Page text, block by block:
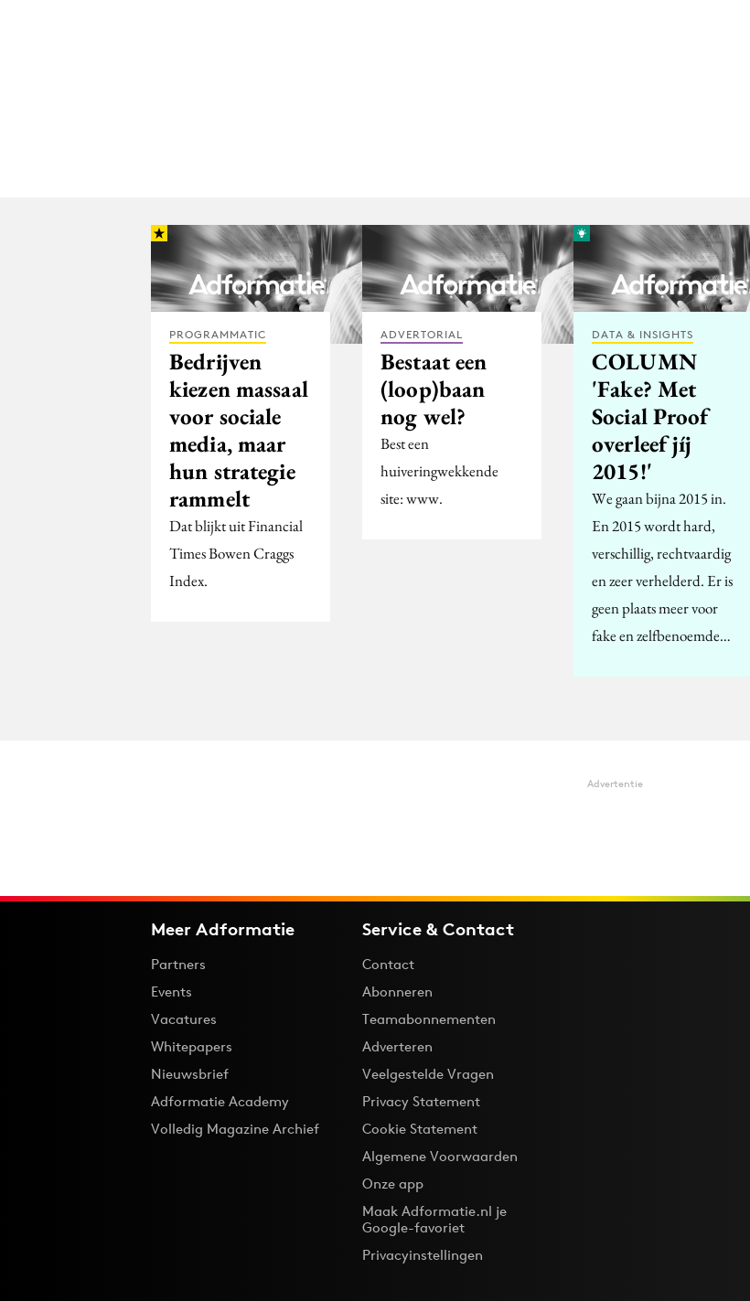
PROGRAMMATIC
Bedrijven
kiezen massaal
voor sociale
media, maar
hun strategie
rammelt
Dat blijkt uit Financial
Times Bowen Craggs
Index.
ADVERTORIAL
Bestaat een
(loop)baan
nog wel?
Best een
huiveringwekkende
site: www.
DATA & INSIGHTS
COLUMN
'Fake? Met
Social Proof
overleef jíj
2015!'
We gaan bijna 2015 in.
En 2015 wordt hard,
verschillig, rechtvaardig
en zeer verhelderd. Er is
geen plaats meer voor
fake en zelfbenoemde…
Advertentie
Meer Adformatie
Partners
Events
Vacatures
Whitepapers
Nieuwsbrief
Adformatie Academy
Volledig Magazine Archief
Service & Contact
Contact
Abonneren
Teamabonnementen
Adverteren
Veelgestelde Vragen
Privacy Statement
Cookie Statement
Algemene Voorwaarden
Onze app
Maak Adformatie.nl je
Google-favoriet
Privacyinstellingen